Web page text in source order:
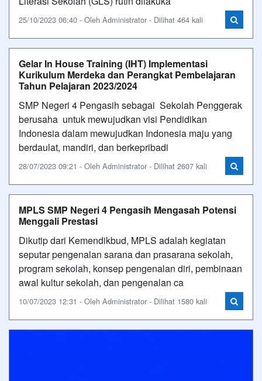
25/10/2023 06:40 - Oleh Administrator - Dilihat 464 kali
Gelar In House Training (IHT) Implementasi
Kurikulum Merdeka dan Perangkat Pembelajaran
Tahun Pelajaran 2023/2024
SMP Negeri 4 Pengasih sebagai Sekolah Penggerak
berusaha untuk mewujudkan visi Pendidikan
Indonesia dalam mewujudkan Indonesia maju yang
berdaulat, mandiri, dan berkepribadi
28/07/2023 09:21 - Oleh Administrator - Dilihat 2607 kali
MPLS SMP Negeri 4 Pengasih Mengasah Potensi
Menggali Prestasi
Dikutip dari Kemendikbud, MPLS adalah kegiatan
seputar pengenalan sarana dan prasarana sekolah,
program sekolah, konsep pengenalan diri, pembinaan
awal kultur sekolah, dan pengenalan ca
10/07/2023 12:31 - Oleh Administrator - Dilihat 1580 kali